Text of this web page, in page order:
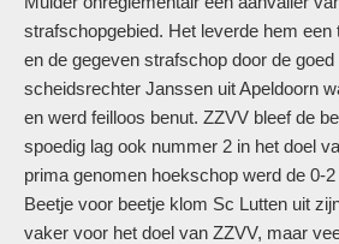
strafschopgebied. Het leverde hem een
en de gegeven strafschop door de goed
scheidsrechter Janssen uit Apeldoorn
en werd feilloos benut. ZZVV bleef de
spoedig lag ook nummer 2 in het doel
prima genomen hoekschop werd de 0-2
Beetje voor beetje klom Sc Lutten uit
vaker voor het doel van ZZVV, maar